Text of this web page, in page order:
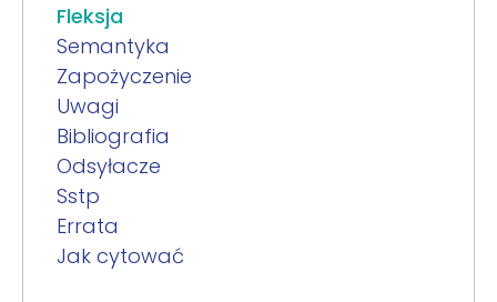
Fleksja
Semantyka
Zapożyczenie
Uwagi
Bibliografia
Odsyłacze
Sstp
Errata
Jak cytować